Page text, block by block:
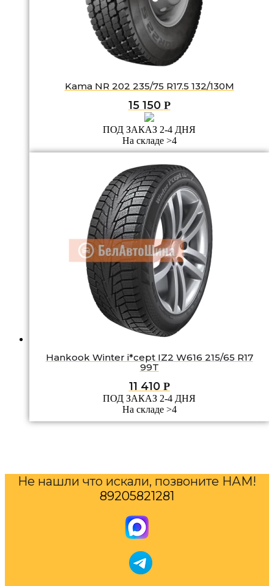
Kama NR 202 235/75 R17.5 132/130M
15 150 Р
ПОД ЗАКАЗ 2-4 ДНЯ
На складе >4
Hankook Winter i*cept IZ2 W616 215/65 R17
99T
11 410 Р
ПОД ЗАКАЗ 2-4 ДНЯ
На складе >4
Не нашли что искали, позвоните НАМ!
89205821281